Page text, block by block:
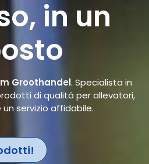
in un
Groothandel. Specialista in
di qualità per allevatori,
servizio affidabile.